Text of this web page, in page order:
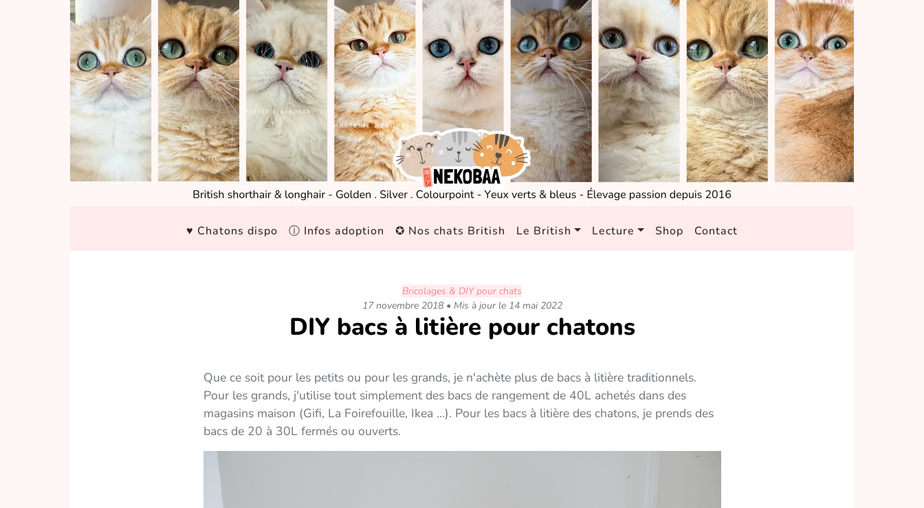
♥ Chatons dispo ⓘ Infos adoption ✪ Nos chats British Le British Lecture Shop Contact
Bricolages & DIY pour chats
17 novembre 2018 • Mis à jour le 14 mai 2022
DIY bacs à litière pour chatons
Que ce soit pour les petits ou pour les grands, je n'achète plus de bacs à litière traditionnels.
Pour les grands, j'utilise tout simplement des bacs de rangement de 40L achetés dans des
magasins maison (Gifi, La Foirefouille, Ikea ...). Pour les bacs à litière des chatons, je prends des
bacs de 20 à 30L fermés ou ouverts.